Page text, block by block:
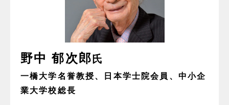
野中 郁次郎 氏
一橋大学名誉教授、日本学士院会員、中小企
業大学校総長